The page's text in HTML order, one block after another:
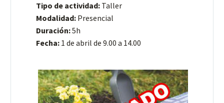
Tipo de actividad: Taller
Modalidad: Presencial
Duración:5h
Fecha: 1 de abril de 9.00 a 14.00